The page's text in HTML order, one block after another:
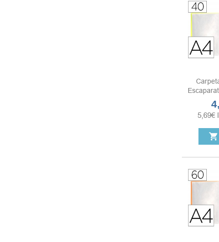
5,69€
shopping_cart